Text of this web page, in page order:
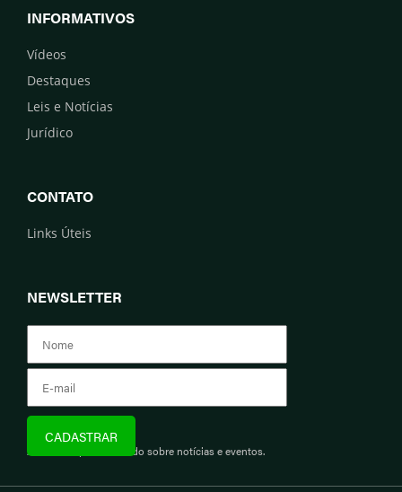
INFORMATIVOS
Vídeos
Destaques
Leis e Notícias
Jurídico
CONTATO
Links Úteis
NEWSLETTER
Assine e fique informado sobre notícias e eventos.